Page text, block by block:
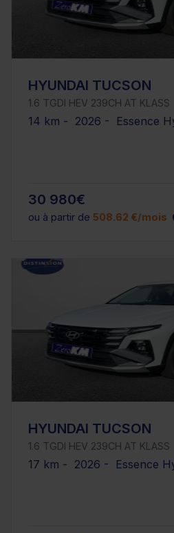
HYUNDAI TUCSON
1.6 TGDI HEV 239CH AT KLASS
14 km - 2026 - Essence
30 980€
ou à partir de 508.62 €/mois
HYUNDAI TUCSON
1.6 TGDI HEV 239CH AT KLASS
17 km - 2026 - Essence